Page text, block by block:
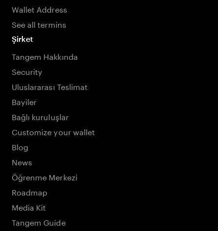
Wallet Address
See all termins
Şirket
Tangem Hakkında
Security
Uluslararası Teslimat
Bayiler
Bağlı kuruluşlar
Customize your wallet
Blog
News
Öğrenme Merkezi
Roadmap
Media Kit
Tangem Guide